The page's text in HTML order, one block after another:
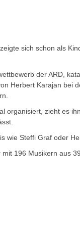
sich schon als
der ARD,
Herbert Karajan bei
organisiert, zieht es
wie Steffi Graf oder
196 Musikern aus